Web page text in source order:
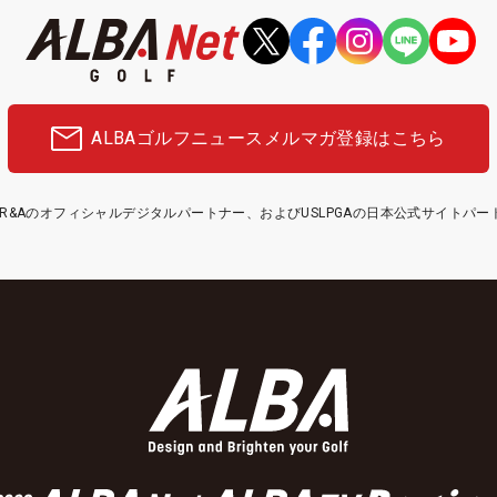
ALBAゴルフニュース メルマガ登録はこちら
のオフィシャルデジタルパートナー、およびUSLPGAの日本公式サイトパー